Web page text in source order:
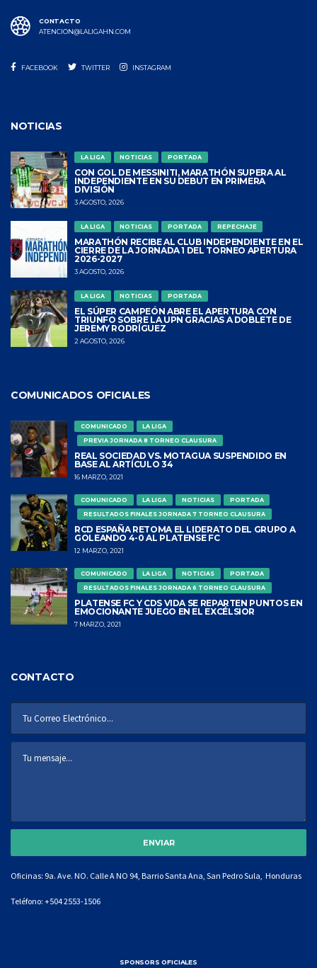
CONTACTO
ATENCION@LALIGAHN.COM
FACEBOOK TWITTER INSTAGRAM
NOTICIAS
LA LIGA NOTICIAS PORTADA
CON GOL DE MESSINITI, MARATHÓN SUPERA AL
INDEPENDIENTE EN SU DEBUT EN PRIMERA
DIVISIÓN
3 AGOSTO, 2026
LA LIGA NOTICIAS PORTADA REPECHAJE
MARATHÓN RECIBE AL CLUB INDEPENDIENTE EN EL
CIERRE DE LA JORNADA 1 DEL TORNEO APERTURA
2026-2027
3 AGOSTO, 2026
LA LIGA NOTICIAS PORTADA
EL SÚPER CAMPEÓN ABRE EL APERTURA CON
TRIUNFO SOBRE LA UPN GRACIAS A DOBLETE DE
JEREMY RODRÍGUEZ
2 AGOSTO, 2026
COMUNICADOS OFICIALES
COMUNICADO
LA LIGA
PREVIA JORNADA 8 TORNEO CLAUSURA
REAL SOCIEDAD VS. MOTAGUA SUSPENDIDO EN
BASE AL ARTÍCULO 34
16 MARZO, 2021
COMUNICADO LA LIGA NOTICIAS
PORTADA
RESULTADOS FINALES JORNADA 7 TORNEO CLAUSURA
RCD ESPAÑA RETOMA EL LIDERATO DEL GRUPO A
GOLEANDO 4-0 AL PLATENSE FC
12 MARZO, 2021
COMUNICADO LA LIGA NOTICIAS
PORTADA
RESULTADOS FINALES JORNADA 6 TORNEO CLAUSURA
PLATENSE FC Y CDS VIDA SE REPARTEN PUNTOS EN
EMOCIONANTE JUEGO EN EL EXCÉLSIOR
7 MARZO, 2021
CONTACTO
Oficinas: 9a. Ave. NO. Calle A NO 94, Barrio Santa Ana, San Pedro Sula, Honduras
Teléfono: +504 2553-1506
SPONSORS OFICIALES